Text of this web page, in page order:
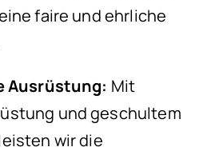
faire und ehrliche
Ausrüstung: Mit
und geschultem
wir die